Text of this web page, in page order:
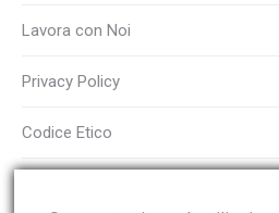
Lavora con Noi
Privacy Policy
Codice Etico